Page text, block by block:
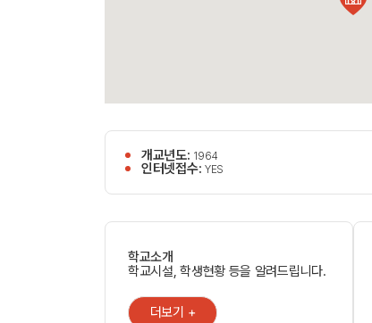
개교년도: 1964
인터넷접수: YES
학교소개
학교시설, 학생현황 등을 알려드립니다.
더보기 +